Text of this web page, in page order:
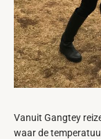
Vanuit Gangtey
waar de